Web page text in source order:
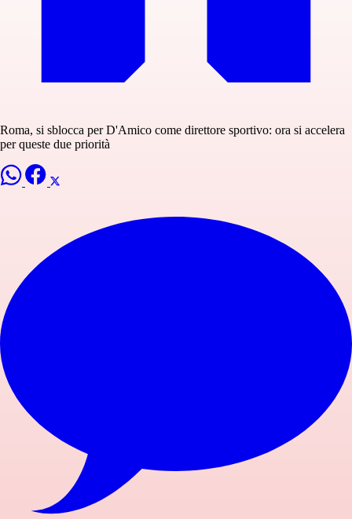
Roma, si sblocca per D'Amico come direttore sportivo: ora si accelera
per queste due priorità